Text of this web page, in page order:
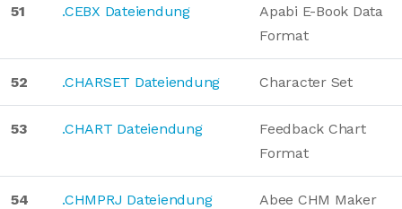
51 .CEBX Dateiendung
Apabi E-Book Data
Format
52 .CHARSET Dateiendung Character Set
53 .CHART Dateiendung
Feedback Chart
Format
54 .CHMPRJ Dateiendung
Abee CHM Maker